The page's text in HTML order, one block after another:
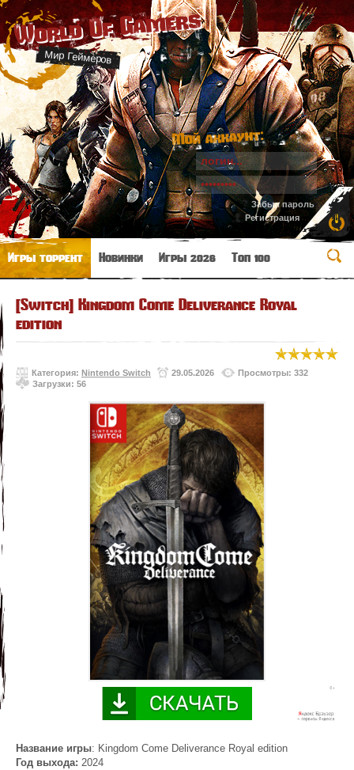
World Of Gamers
Мир Геймеров
Мой аккаунт:
Забыл пароль
Регистрация
Игры торрент Новинки Игры 2026 Топ 100
[Switch] Kingdom Come Deliverance Royal
edition
Категория: Nintendo Switch 29.05.2026
Просмотры: 332
Загрузки: 56
Название игры: Kingdom Come Deliverance Royal edition
Год выхода: 2024